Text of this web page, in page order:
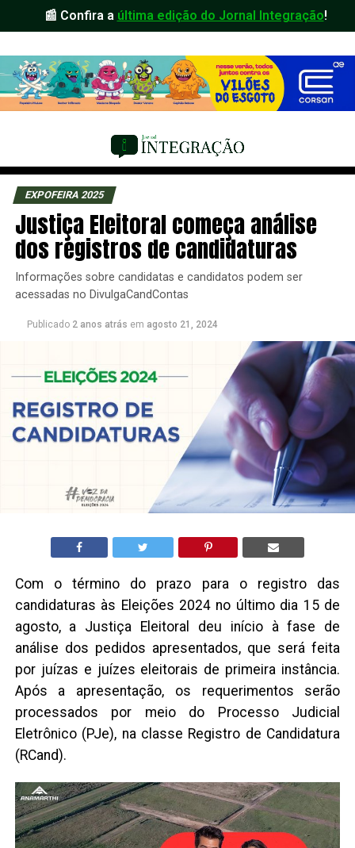
📰 Confira a última edição do Jornal Integração!
EXPOFEIRA 2025
Justiça Eleitoral começa análise
dos registros de candidaturas
Informações sobre candidatas e candidatos podem ser
acessadas no DivulgaCandContas
Publicado 2 anos atrás em agosto 21, 2024
Com o término do prazo para o registro das
candidaturas às Eleições 2024 no último dia 15 de
agosto, a Justiça Eleitoral deu início à fase de
análise dos pedidos apresentados, que será feita
por juízas e juízes eleitorais de primeira instância.
Após a apresentação, os requerimentos serão
processados por meio do Processo Judicial
Eletrônico (PJe), na classe Registro de Candidatura
(RCand).